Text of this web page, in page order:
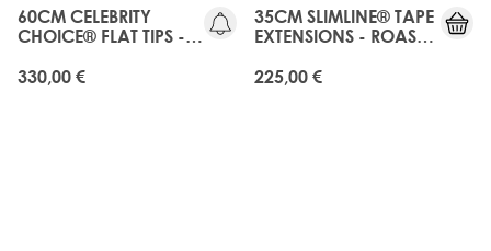
60CM CELEBRITY
CHOICE® FLAT TIPS -
330,00 €
35CM SLIMLINE® TAPE
EXTENSIONS - ROAST
225,00 €